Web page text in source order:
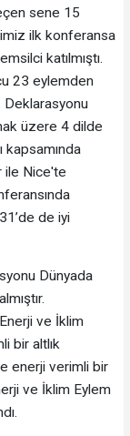
sene 15
ilk konferansa
katılmıştı.
23 eylemden
Deklarasyonu
üzere 4 dilde
kapsamında
ile Nice'te
de iyi
Dünyada
ve İklim
bir altlık
enerji verimli bir
ve İklim Eylem